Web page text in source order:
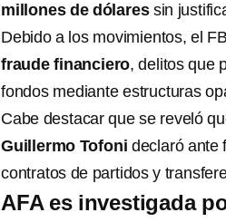
millones de dólaressin
Debido a los movimientos, el
fraude financiero, delitos que
fondos mediante estructuras
Cabe destacar que se reveló
Guillermo Tofoni declaró ante
contratos de partidos y
AFA es investigada